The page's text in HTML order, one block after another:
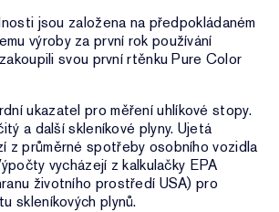
jsou založena na předpokládaném
výroby za první rok používání
svou první rtěnku Pure Color
ukazatel pro měření uhlíkové stopy.
a další skleníkové plyny. Ujetá
z průměrné spotřeby osobního vozidla
vycházejí z kalkulačky EPA
životního prostředí USA) pro
skleníkových plynů.